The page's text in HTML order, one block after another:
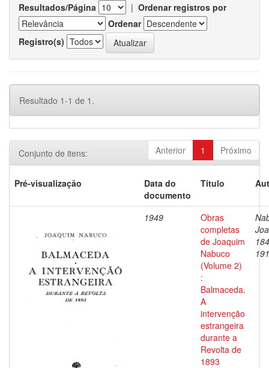
Resultados/Página | Ordenar registros por
Ordenar
Registro(s)
Resultado 1-1 de 1.
Anterior 1 Próximo
Conjunto de itens:
Pré-visualização
Data do
documento
Título
1949
Obras
completas
de Joaquim
Nabuco
(Volume 2)
:
Balmaceda.
A
intervenção
estrangeira
durante a
Revolta de
1893